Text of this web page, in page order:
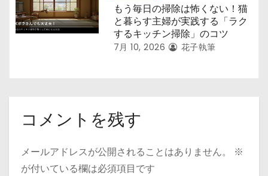
もう毎日の掃除は怖くない！猫
と暮らす主婦が実践する「ラク
するキッチン掃除」のコツ
7月 10, 2026 花子執筆
コメントを残す
メールアドレスが公開されることはありません。
※
が付いている欄は必須項目です